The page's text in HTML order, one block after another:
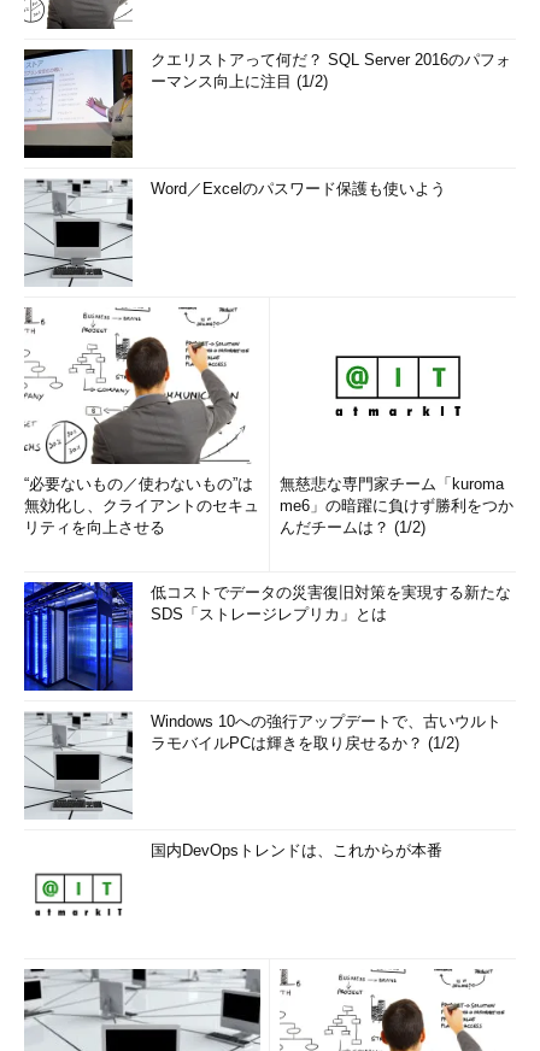
インタフェースは、Scikit-learn以外の機械学習ライブラリで
Scikit-learnのドキュメントには、ただAPIの使い方だけではな
く機械学習のアルゴリズムの仕組みなどの説明があり、機械学習
の勉強のための補助教材としても優れていると思います。
トピックモデルに特化している自然言語処理のライブラリ
「Gensim」
Gensim
Gensimは自然言語処理のライブラリです。テキスト処理のツ
ールが提供されており、TF-IDF（Term Frequency-Inverse
Document Frequency）、LSA（Latent Semantic Analysis）、
LDA（Linear Discriminant Analysis）、word2vecなどの典型的
なアルゴリズムも提供されています。
自然言語処理のライブラリとしては、他に「NLTK（Natural
Language ToolKit）
のに対して、Gensimはトピックモデルに特化しているのが特徴
Gensimの使用例を示そうと思います。
グーグルが開発したDeep Learning用エンジン／ライブラリ
クエリストアって何だ？ SQL Server 2016のパフォ
ーマンス向上に注目 (1/2)
Word／Excelのパスワード保護も使いよう
“必要ないもの／使わないもの”は
無効化し、クライアントのセキュ
リティを向上させる
無慈悲な専門家チーム「kuroma
me6」の暗躍に負けず勝利をつか
んだチームは？ (1/2)
低コストでデータの災害復旧対策を実現する新たな
SDS「ストレージレプリカ」とは
Windows 10への強行アップデートで、古いウルト
ラモバイルPCは輝きを取り戻せるか？ (1/2)
国内DevOpsトレンドは、これからが本番